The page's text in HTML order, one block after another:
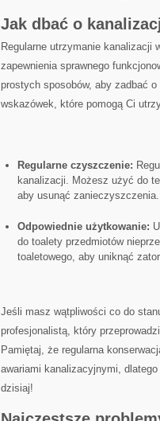
Jak dbać o
Regularne utrzymanie kanalizacji
zapewnienia ⁢sprawnego
prostych sposobów, aby‍ zadbać
wskazówek, które ​pomogą Ci​
Regularne⁤ czyszczenie:
kanalizacji.​ Możesz użyć do
aby‍ usunąć ​zanieczyszczenia.
Odpowiednie‍ użytkowanie:
do toalety przedmiotów
toaletowego,⁤ aby uniknąć
Jeśli masz wątpliwości co do
profesjonalistą, który
Pamiętaj, że regularna
awariami ‍kanalizacyjnymi,
dzisiaj!